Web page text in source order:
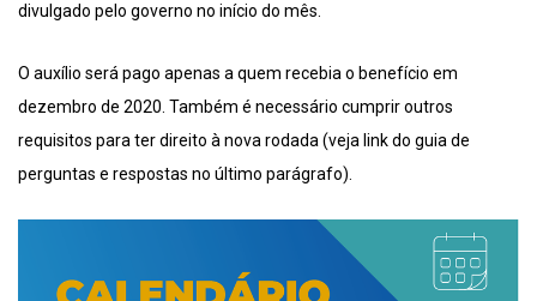
divulgado pelo governo no início do mês.
O auxílio será pago apenas a quem recebia o benefício em
dezembro de 2020. Também é necessário cumprir outros
requisitos para ter direito à nova rodada (veja link do guia de
perguntas e respostas no último parágrafo).